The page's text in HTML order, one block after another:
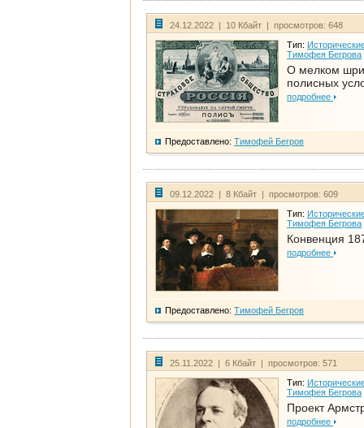
24.12.2022 | 10 Кбайт | просмотров: 648
Тип:
Тимофея Бегрова
О мелком
полисных
подробнее
Предоставлено: Тимофей Бегров
09.12.2022 | 8 Кбайт | просмотров: 609
Тип:
Тимофея Бегрова
Конвенция
подробнее
Предоставлено: Тимофей Бегров
25.11.2022 | 6 Кбайт | просмотров: 571
Тип:
Тимофея Бегрова
Проект
подробнее